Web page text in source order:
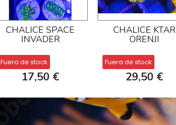
CHALICE SPACE
INVADER
Fuera de stock
17,50 €
CHALICE KTAR
ORENJI
Fuera de stock
29,50 €